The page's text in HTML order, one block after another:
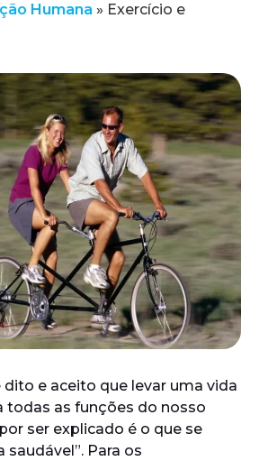
Humana » Exercício e
dito e aceito que levar uma vida
todas as funções do nosso
ser explicado é o que se
saudável”. Para os